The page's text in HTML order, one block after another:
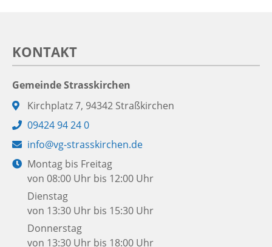
KONTAKT
Gemeinde Strasskirchen
Adresse:
Kirchplatz 7, 94342 Straßkirchen
Telefon:
09424 94 24 0
E-
Mail:
info@vg-strasskirchen.de
Öffnungszeiten:
Montag bis Freitag
von 08:00 Uhr bis 12:00 Uhr
Dienstag
von 13:30 Uhr bis 15:30 Uhr
Donnerstag
von 13:30 Uhr bis 18:00 Uhr